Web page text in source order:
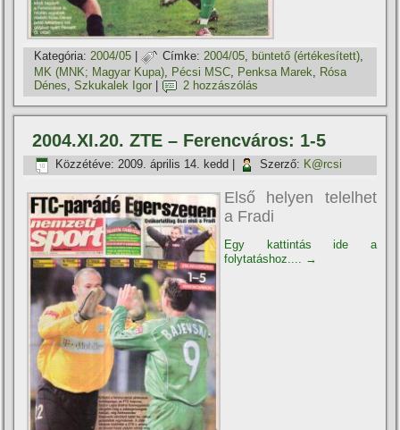
Kategória: 2004/05 | Címke: 2004/05, büntető (értékesí­tett),
MK (MNK; Magyar Kupa) Pécsi MSC Penksa Marek
Rósa
Dénes,Szkukalek Igor 2 hozzászólás
2004.XI.20. ZTE – Ferencváros: 1-5
Közzétéve: 2009. április 14. kedd Szerző: K@rcsi
Első helyen telelhet
a Fradi
Egy kattintás ide a
folytatáshoz....
→